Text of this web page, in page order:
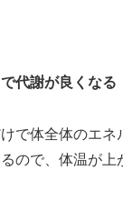
代謝が良くなる
で体全体のエネ
ので、体温が上